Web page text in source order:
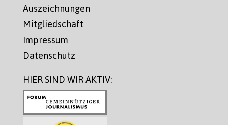
Auszeichnungen
Mitgliedschaft
Impressum
Datenschutz
HIER SIND WIR AKTIV: